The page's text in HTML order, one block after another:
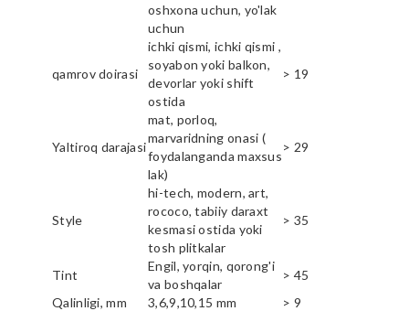
oshxona uchun, yo'lak
uchun
qamrov doirasi
ichki qismi, ichki qismi ,
soyabon yoki balkon,
devorlar yoki shift
ostida
> 19
Yaltiroq darajasi
mat, porloq,
marvaridning onasi (
foydalanganda maxsus
lak)
> 29
Style
hi-tech, modern, art,
rococo, tabiiy daraxt
kesmasi ostida yoki
tosh plitkalar
> 35
Tint
Engil, yorqin, qorong'i
va boshqalar
> 45
Qalinligi, mm
3,6,9,10,15 mm > 9